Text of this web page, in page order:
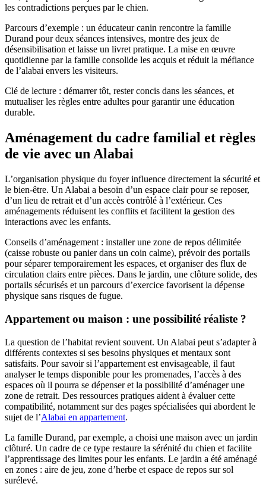
les contradictions perçues par le chien.
Parcours d’exemple : un éducateur canin rencontre la famille
Durand pour deux séances intensives, montre des jeux de
désensibilisation et laisse un livret pratique. La mise en œuvre
quotidienne par la famille consolide les acquis et réduit la méfiance
de l’alabai envers les visiteurs.
Clé de lecture : démarrer tôt, rester concis dans les séances, et
mutualiser les règles entre adultes pour garantir une éducation
durable.
Aménagement du cadre familial et règles
de vie avec un Alabai
L’organisation physique du foyer influence directement la sécurité et
le bien-être. Un Alabai a besoin d’un espace clair pour se reposer,
d’un lieu de retrait et d’un accès contrôlé à l’extérieur. Ces
aménagements réduisent les conflits et facilitent la gestion des
interactions avec les enfants.
Conseils d’aménagement : installer une zone de repos délimitée
(caisse robuste ou panier dans un coin calme), prévoir des portails
pour séparer temporairement les espaces, et organiser des flux de
circulation clairs entre pièces. Dans le jardin, une clôture solide, des
portails sécurisés et un parcours d’exercice favorisent la dépense
physique sans risques de fugue.
Appartement ou maison : une possibilité réaliste ?
La question de l’habitat revient souvent. Un Alabai peut s’adapter à
différents contextes si ses besoins physiques et mentaux sont
satisfaits. Pour savoir si l’appartement est envisageable, il faut
analyser le temps disponible pour les promenades, l’accès à des
espaces où il pourra se dépenser et la possibilité d’aménager une
zone de retrait. Des ressources pratiques aident à évaluer cette
compatibilité, notamment sur des pages spécialisées qui abordent le
sujet de l’Alabai en appartement.
La famille Durand, par exemple, a choisi une maison avec un jardin
clôturé. Un cadre de ce type restaure la sérénité du chien et facilite
l’apprentissage des limites pour les enfants. Le jardin a été aménagé
en zones : aire de jeu, zone d’herbe et espace de repos sur sol
surélevé.